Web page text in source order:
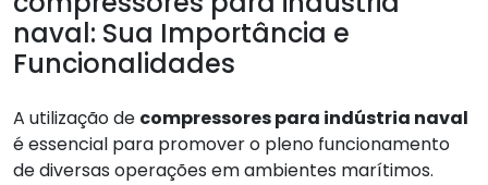
naval: Sua Importância e
Funcionalidades
A utilização de compressores para indústria naval
é essencial para promover o pleno funcionamento
de diversas operações em ambientes marítimos.